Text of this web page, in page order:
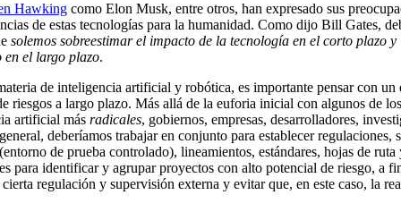
Hawking como Elon Musk, entre otros, han expresado sus
de estas tecnologías para la humanidad. Como dijo Bill Gates,
solemos sobreestimar el impacto de la tecnología en el corto plazo y
en el largo plazo.
de inteligencia artificial y robótica, es importante pensar con un
riesgos a largo plazo. Más allá de la euforia inicial con algunos de
artificial másradicales, gobiernos, empresas, desarrolladores,
deberíamos trabajar en conjunto para establecer regulaciones,
de prueba controlado), lineamientos, estándares, hojas de ruta
para identificar y agrupar proyectos con alto potencial de riesgo, a
cierta regulación y supervisión externa y evitar que, en este caso, la